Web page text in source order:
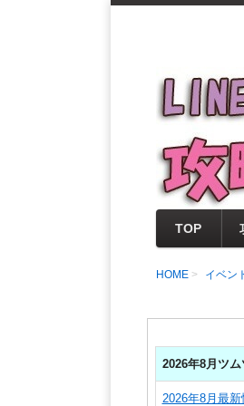
LINE
支持率
セレクト
0％楽しめ
TOP
HOME イベン
2026年8月ツ
2026年8月最